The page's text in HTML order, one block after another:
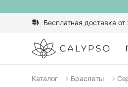
Бесплатная доставка
Calypso
Каталог Браслеты